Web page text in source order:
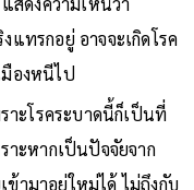
ทรกอยู่ อาจจะเกิดโรค
องหนีไป
าะโรคระบาดนี้ก็เป็นที่
ะหากเป็นปัจจัยจาก
ข้ามาอยู่ใหม่ได้ ไม่ถึงกับ